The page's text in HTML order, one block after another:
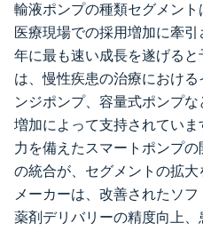
輸液ポンプの種類セグメン
医療現場での採用増加に牽引
年に最も速い成長を遂げる
は、慢性疾患の治療におけ
ンジポンプ、容量式ポンプ
増加によって支持されてい
力を備えたスマートポンプ
の統合が、セグメントの拡大
メーカーは、改善されたソフ
薬剤デリバリーの精度向上